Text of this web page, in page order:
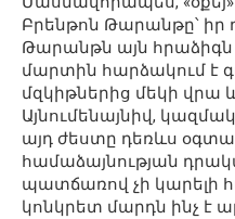
Բրենթոն Թարանթը՝
Թարանթն այն
մարտին հարձակում է
մզկիթներից մեկի վրա
Այնումենայնիվ,
այդ ժեստը դեռևս
համաձայնության
պատճառով չի կարելի
կոնկրետ մարդն ինչ է